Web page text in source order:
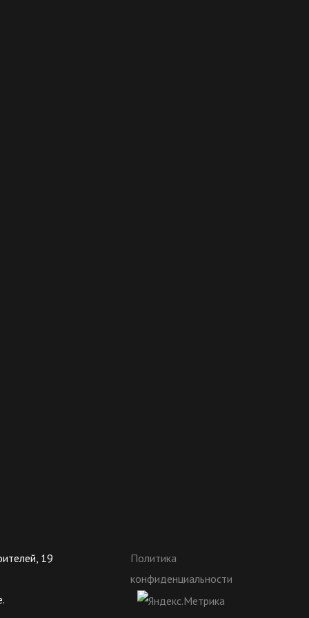
19
Политика
конфиденциальности